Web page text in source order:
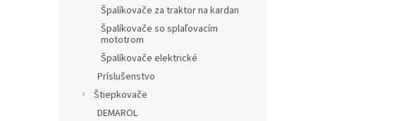
Špalíkovače za traktor na kardan
Špalíkovače so splaľovacím
mototrom
Špalíkovače elektrické
Príslušenstvo
Štiepkovače
DEMAROL